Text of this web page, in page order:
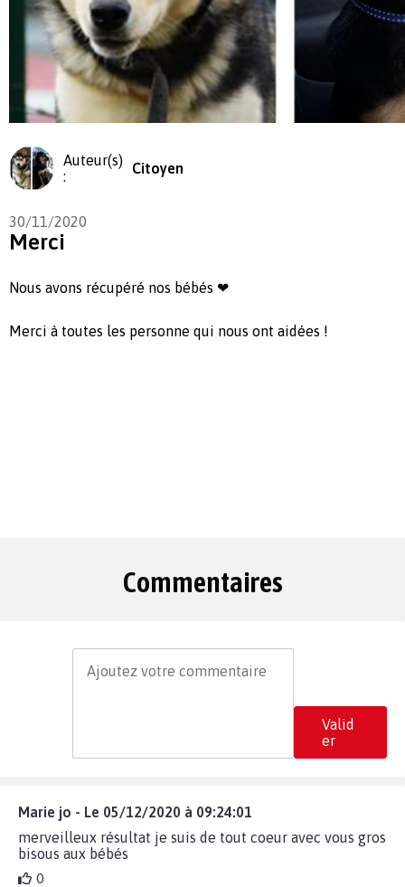
Auteur(s)
:
Citoyen
30/11/2020
Merci
Nous avons récupéré nos bébés ❤
Merci à toutes les personne qui nous ont aidées !
Commentaires
Valid
er
Marie jo - Le 05/12/2020 à 09:24:01
merveilleux résultat je suis de tout coeur avec vous gros
bisous aux bébés
0